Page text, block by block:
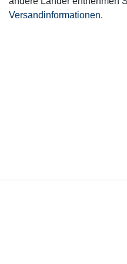
Versandinformationen.